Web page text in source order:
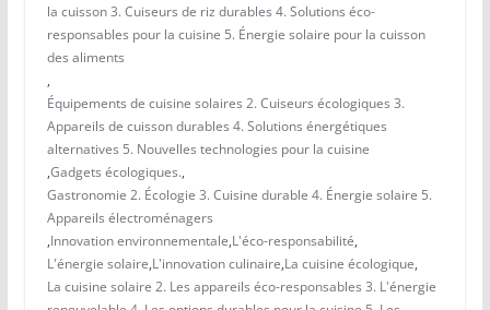
la cuisson 3. Cuiseurs de riz durables 4. Solutions éco-
responsables pour la cuisine 5. Énergie solaire pour la cuisson
des aliments
,
Équipements de cuisine solaires 2. Cuiseurs écologiques 3.
Appareils de cuisson durables 4. Solutions énergétiques
alternatives 5. Nouvelles technologies pour la cuisine
,Gadgets écologiques.,
Gastronomie 2. Écologie 3. Cuisine durable 4. Énergie solaire 5.
Appareils électroménagers
,Innovation environnementale,L'éco-responsabilité,
L'énergie solaire,L'innovation culinaire,La cuisine écologique,
La cuisine solaire 2. Les appareils éco-responsables 3. L'énergie